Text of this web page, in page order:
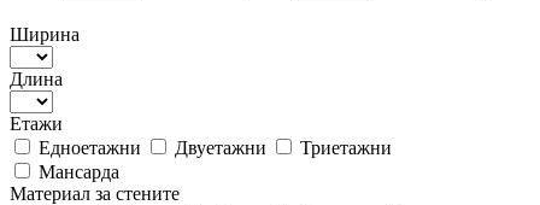
Ширина
Длина
Етажи
Едноетажни
Двуетажни
Триетажни
Мансарда
Материал за стените